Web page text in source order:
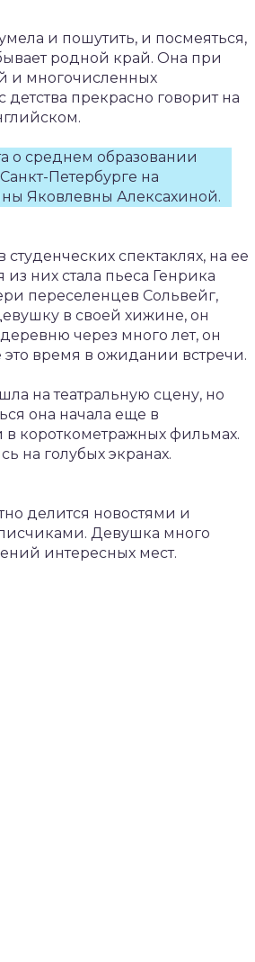
и пошутить, и посмеяться,
родной край. Она при
и многочисленных
прекрасно говорит на
о среднем образовании
Петербурге на
Яковлевны Алексахиной.
спектаклях, на ее
них стала пьеса Генрика
переселенцев Сольвейг,
в своей хижине, он
через много лет, он
это время в ожидании встречи.
на театральную сцену, но
она начала еще в
короткометражных фильмах.
на голубых экранах.
делится новостями и
Девушка много
интересных мест.